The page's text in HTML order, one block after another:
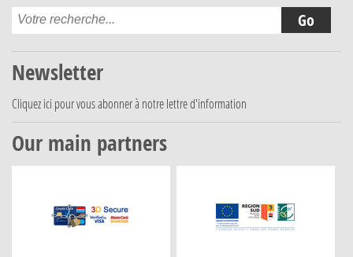
Newsletter
Cliquez ici pour vous abonner à notre lettre d'information
Our main partners